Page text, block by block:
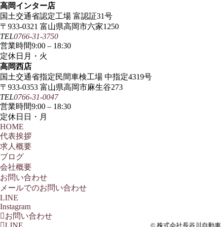
高岡インター店
国土交通省認定工場 富認証31号
〒933-0321 富山県高岡市六家1250
TEL0766-31-3750
営業時間9:00 – 18:30
定休日 月・火
高岡西店
国土交通省指定民間車検工場 中指定4319号
〒933-0353 富山県高岡市麻生谷273
TEL0766-31-0047
営業時間9:00 – 18:30
定休日 日・月
HOME
代表挨拶
求人概要
ブログ
会社概要
お問い合わせ
メールでのお問い合わせ
LINE
Instagram
© 株式会社長谷川自動車
お問い合わせ
LINE